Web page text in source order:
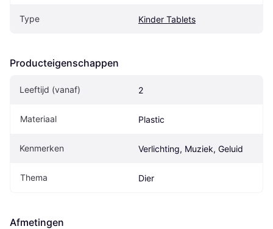
Type Kinder Tablets
Producteigenschappen
Leeftijd (vanaf) 2
Materiaal Plastic
Kenmerken Verlichting, Muziek, Geluid
Thema Dier
Afmetingen